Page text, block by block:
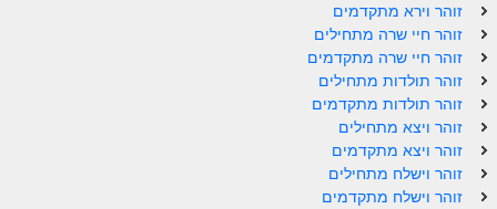
זוהר כי תצא מתחילים
זוהר וילך השקפה
זוהר וילך מתקדמים
שידור חי
זוהר וירא מתקדמים
זוהר חיי שרה מתחילים
זוהר חיי שרה מתקדמים
זוהר תולדות מתחילים
זוהר תולדות מתקדמים
זוהר ויצא מתחילים
זוהר ויצא מתקדמים
זוהר וישלח מתחילים
זוהר וישלח מתקדמים